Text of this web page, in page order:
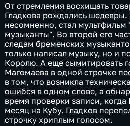
От стремления восхищать
Гладкова рождались
несомненно, стал
музыканты". Во второй его
следам бременских
только написал музыку, но и
Королю. А еще сымитировать
Магомаева в одной строчке
в том, что возникла
ошибся в одном слове, а
время проверки записи,
месяц на Кубу. Гладков
строчку хриплым голосом.